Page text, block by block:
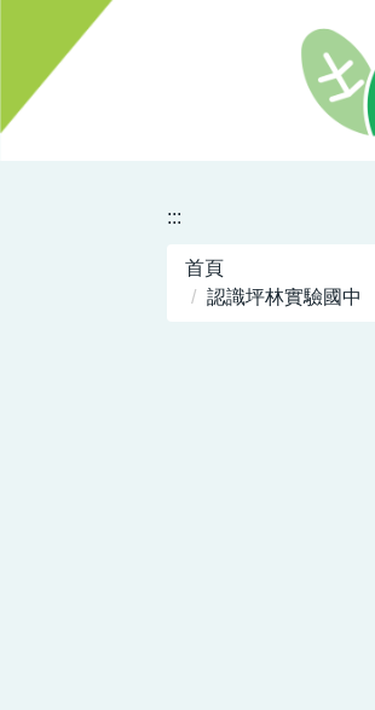
要
:::
首頁
認識坪林實驗國中